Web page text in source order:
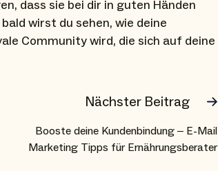
dass sie bei dir in guten Händen
wirst du sehen, wie deine
Community wird, die sich auf deine
Nächster Beitrag
Booste deine Kundenbindung – E-Mail
Marketing Tipps für Ernährungsberater